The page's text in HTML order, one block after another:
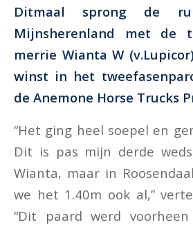
Ditmaal sprong de
Mijnsherenland met de
merrie Wianta W
winst in het
de Anemone Horse Trucks
“Het ging heel soepel en
Dit is pas mijn derde
Wianta, maar in
we het 1.40m ook al,”
“Dit paard werd voorheen